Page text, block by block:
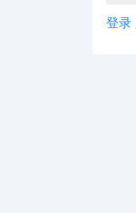
登录